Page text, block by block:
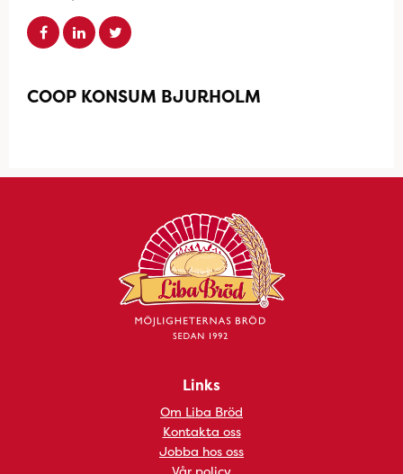
COOP KONSUM BJURHOLM
Links
Om Liba Bröd
Kontakta oss
Jobba hos oss